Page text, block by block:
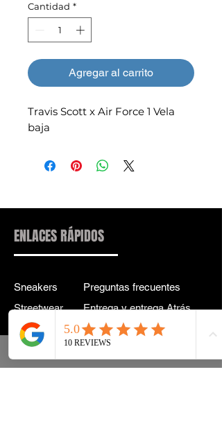
Cantidad *
Agregar al carrito
Travis Scott x Air Force 1 Vela
baja
ENLACES RÁPIDOS
Sneakers
Streetwear
Accesorios
Instagram
Preguntas frecuentes
Entrega y entrega Atrás
política de confidencialidad
Términos y condiciones
Términos